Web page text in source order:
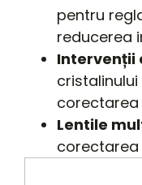
pentru
reducerea
Intervenții
corectarea
Lentile
corectarea